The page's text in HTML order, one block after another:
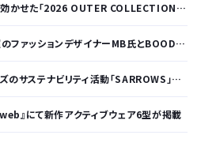
た「2026 OUTER COLLECTION」を公開
がコラボレーション。極上の着心地を追求した別注Tシャツが8月12日発売開始
「SARROWS」を支援。Scope 3排出量算定の効率化・精緻化を開始
』にて新作アクティブウェア6型が掲載